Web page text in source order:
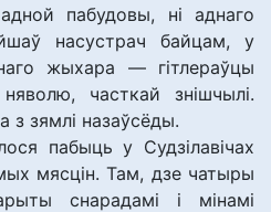
пабудовы, ні аднаго
насустрач байцам, у
жыхара — гітлераўцы
часткай знішчылі.
з зямлі назаўсёды.
пабыць у Судзілавічах
мясцін. Там, дзе чатыры
снарадамі і мінамі